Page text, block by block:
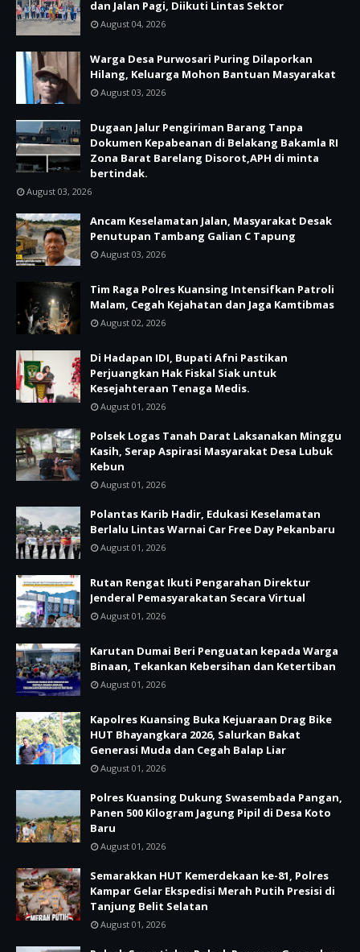
dan Jalan Pagi, Diikuti Lintas Sektor
August 04, 2026
Warga Desa Purwosari Puring Dilaporkan
Hilang, Keluarga Mohon Bantuan Masyarakat
August 03, 2026
Dugaan Jalur Pengiriman Barang Tanpa
Dokumen Kepabeanan di Belakang Bakamla RI
Zona Barat Barelang Disorot,APH di minta
bertindak.
August 03, 2026
Ancam Keselamatan Jalan, Masyarakat Desak
Penutupan Tambang Galian C Tapung
August 03, 2026
Tim Raga Polres Kuansing Intensifkan Patroli
Malam, Cegah Kejahatan dan Jaga Kamtibmas
August 02, 2026
Di Hadapan IDI, Bupati Afni Pastikan
Perjuangkan Hak Fiskal Siak untuk
Kesejahteraan Tenaga Medis.
August 01, 2026
Polsek Logas Tanah Darat Laksanakan Minggu
Kasih, Serap Aspirasi Masyarakat Desa Lubuk
Kebun
August 01, 2026
Polantas Karib Hadir, Edukasi Keselamatan
Berlalu Lintas Warnai Car Free Day Pekanbaru
August 01, 2026
Rutan Rengat Ikuti Pengarahan Direktur
Jenderal Pemasyarakatan Secara Virtual
August 01, 2026
Karutan Dumai Beri Penguatan kepada Warga
Binaan, Tekankan Kebersihan dan Ketertiban
August 01, 2026
Kapolres Kuansing Buka Kejuaraan Drag Bike
HUT Bhayangkara 2026, Salurkan Bakat
Generasi Muda dan Cegah Balap Liar
August 01, 2026
Polres Kuansing Dukung Swasembada Pangan,
Panen 500 Kilogram Jagung Pipil di Desa Koto
Baru
August 01, 2026
Semarakkan HUT Kemerdekaan ke-81, Polres
Kampar Gelar Ekspedisi Merah Putih Presisi di
Tanjung Belit Selatan
August 01, 2026